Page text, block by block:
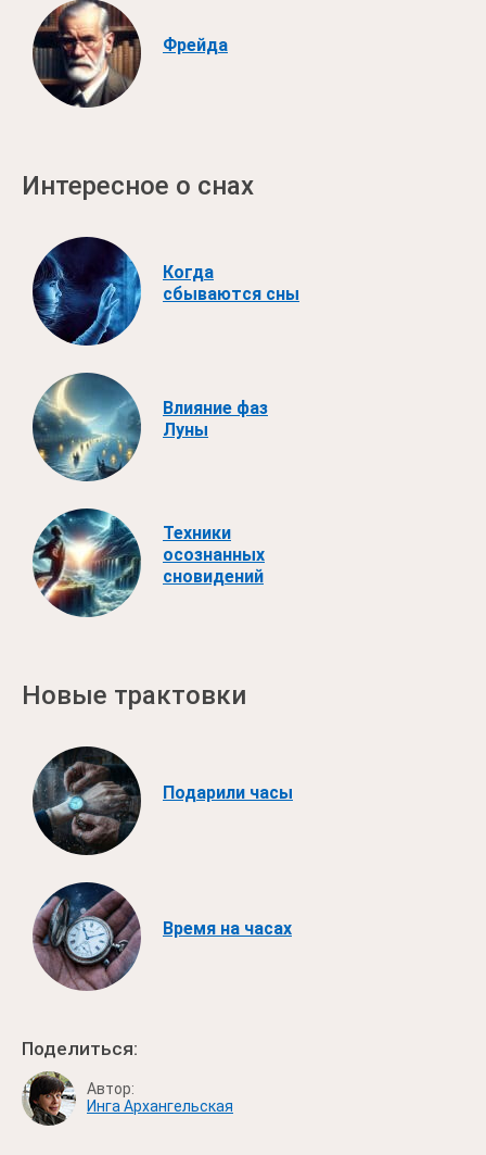
Фрейда
Интересное о снах
Когда
сбываются сны
Влияние фаз
Луны
Техники
осознанных
сновидений
Новые трактовки
Подарили часы
Время на часах
Поделиться:
Автор:
Инга Архангельская